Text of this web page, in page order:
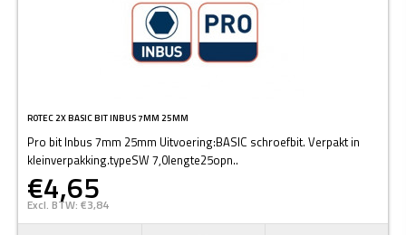
ROTEC 2X BASIC BIT INBUS 7MM 25MM
Pro bit Inbus 7mm 25mm Uitvoering:BASIC schroefbit. Verpakt in
kleinverpakking.typeSW 7,0lengte25opn..
€4,65
Excl. BTW: €3,84